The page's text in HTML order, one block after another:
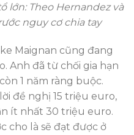
lớn: Theo Hernandez và
nguy cơ chia tay
Maignan cũng đang
Anh đã từ chối gia hạn
1 năm ràng buộc.
đề nghị 15 triệu euro,
ít nhất 30 triệu euro.
cho là sẽ đạt được ở